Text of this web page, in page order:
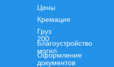
Цены
Кремация
Груз
200
Благоустройство
могил
Оформление
документов